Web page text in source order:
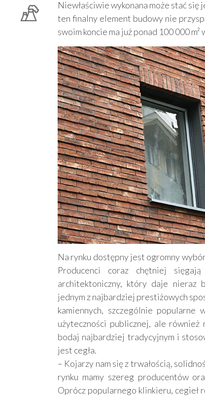
Niewłaściwie wykonana może stać
ten finalny element budowy nie
swoim koncie ma już ponad 100 000
Na rynku dostępny jest ogromny
Producenci coraz chętniej
architektoniczny, który daje nieraz
jednym z najbardziej prestiżowych
kamiennych, szczególnie popularne
użyteczności publicznej, ale również
bodaj najbardziej tradycyjnym i
jest cegła.
– Kojarzy nam się z trwałością,
rynku mamy szereg producentów
Oprócz popularnego klinkieru, cegieł